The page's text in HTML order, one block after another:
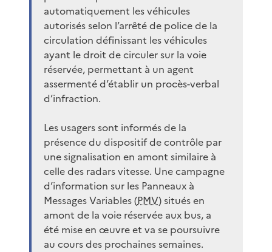
automatiquement les véhicules
autorisés selon l’arrêté de police de la
circulation définissant les véhicules
ayant le droit de circuler sur la voie
réservée, permettant à un agent
assermenté d’établir un procès-verbal
d’infraction.
Les usagers sont informés de la
présence du dispositif de contrôle par
une signalisation en amont similaire à
celle des radars vitesse. Une campagne
d’information sur les Panneaux à
Messages Variables (PMV) situés en
amont de la voie réservée aux bus, a
été mise en œuvre et va se poursuivre
au cours des prochaines semaines.